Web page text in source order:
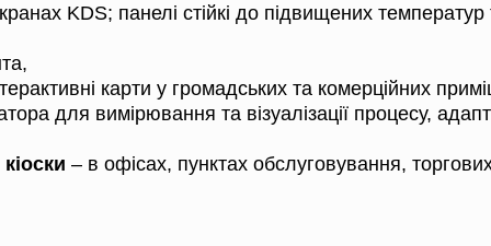
KDS; панелі стійкі до підвищених температур
карти у громадських та комерційних
для вимірювання та візуалізації процесу,
– в офісах, пунктах обслуговування,